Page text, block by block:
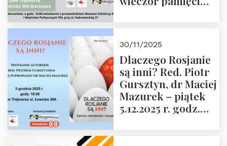
zwiedzanie
Muzeum Żołnierzy
Wyklętych i
Więźniów
Politycznych PRL o
godz. 16:00 – 19
30/11/2025
Dlaczego Rosjanie
są inni? Red. Piotr
Gursztyn, dr Maciej
Mazurek – piątek
5.12.2025 r. godz.